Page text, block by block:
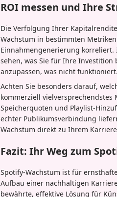
ROI messen und Ihre
Die Verfolgung Ihrer
Wachstum in bestimmten
Einnahmengenerierung
sehen, was Sie für Ihre
anzupassen, was nicht funktioniert.
Achten Sie besonders darauf,
kommerziell vielversprechendstes
Speicherquoten und Playlist-
echter Publikumsverbindung
Wachstum direkt zu Ihrem
Fazit: Ihr Weg zum
Spotify-Wachstum ist für
Aufbau einer nachhaltigen
bewährte, effektive Lösung für